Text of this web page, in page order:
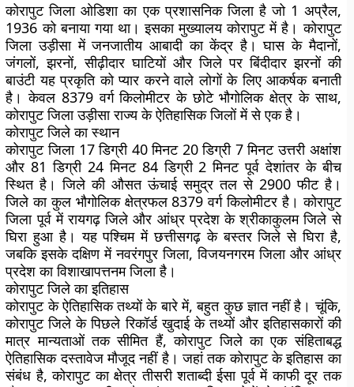
कोरापुट जिला ओडिशा का एक प्रशासनिक जिला है जो 1 अप्रैल,
1936 को बनाया गया था। इसका मुख्यालय कोरापुट में है। कोरापुट
जिला उड़ीसा में जनजातीय आबादी का केंद्र है। घास के मैदानों,
जंगलों, झरनों, सीढ़ीदार घाटियों और जिले पर बिंदीदार झरनों की
बाउंटी यह प्रकृति को प्यार करने वाले लोगों के लिए आकर्षक बनाती
है। केवल 8379 वर्ग किलोमीटर के छोटे भौगोलिक क्षेत्र के साथ,
कोरापुट जिला उड़ीसा राज्य के ऐतिहासिक जिलों में से एक है।
कोरापुट जिले का स्थान
कोरापुट जिला 17 डिग्री 40 मिनट 20 डिग्री 7 मिनट उत्तरी अक्षांश
और 81 डिग्री 24 मिनट 84 डिग्री 2 मिनट पूर्व देशांतर के बीच
स्थित है। जिले की औसत ऊंचाई समुद्र तल से 2900 फीट है।
जिले का कुल भौगोलिक क्षेत्रफल 8379 वर्ग किलोमीटर है। कोरापुट
जिला पूर्व में रायगढ़ जिले और आंध्र प्रदेश के श्रीकाकुलम जिले से
घिरा हुआ है। यह पश्चिम में छत्तीसगढ़ के बस्तर जिले से घिरा है,
जबकि इसके दक्षिण में नवरंगपुर जिला, विजयनगरम जिला और आंध्र
प्रदेश का विशाखापत्तनम जिला है।
कोरापुट जिले का इतिहास
कोरापुट के ऐतिहासिक तथ्यों के बारे में, बहुत कुछ ज्ञात नहीं है। चूंकि,
कोरापुट जिले के पिछले रिकॉर्ड खुदाई के तथ्यों और इतिहासकारों की
मात्र मान्यताओं तक सीमित हैं, कोरापुट जिले का एक संहिताबद्ध
ऐतिहासिक दस्तावेज मौजूद नहीं है। जहां तक ​​कोरापुट के इतिहास का
संबंध है, कोरापुट का क्षेत्र तीसरी शताब्दी ईसा पूर्व में काफी दूर तक